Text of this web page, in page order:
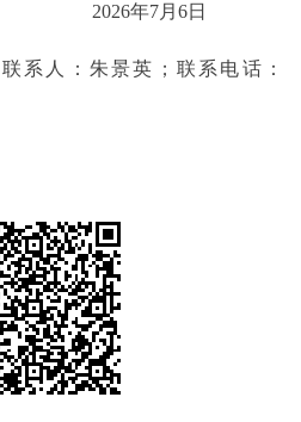
2026年7月6日
人：朱景英；联系电话：